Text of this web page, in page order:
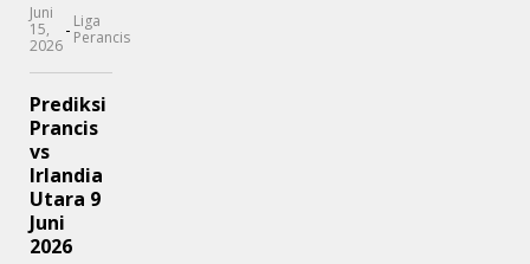
Juni
15,
2026
- Liga
Perancis
Prediksi
Prancis
vs
Irlandia
Utara 9
Juni
2026